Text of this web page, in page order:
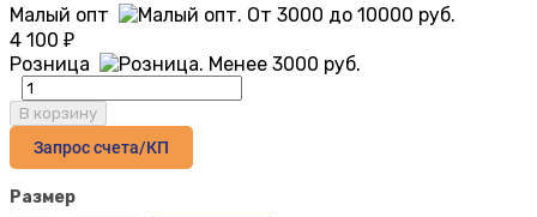
Малый опт
4 100 ₽
Розница
В корзину
Запрос счета/КП
Размер